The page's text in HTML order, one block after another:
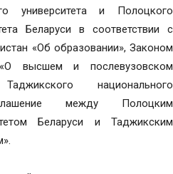
университета и Полоцкого
Беларуси в соответствии с
«Об образовании», Законом
высшем и послевузовском
национального
между Полоцким
Беларуси и Таджикским